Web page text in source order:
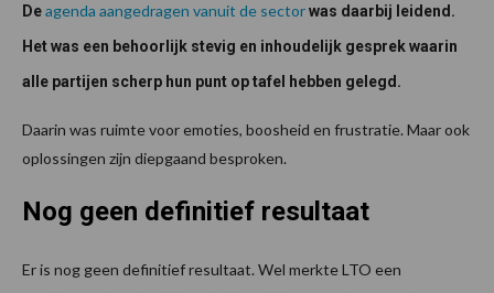
Deagenda aangedragen vanuit de sectorwas daarbij leidend.
Het was een behoorlijk stevig en inhoudelijk gesprek waarin
alle partijen scherp hun punt op tafel hebben gelegd.
Daarin was ruimte voor emoties, boosheid en frustratie. Maar ook
oplossingen zijn diepgaand besproken.
Nog geen definitief resultaat
Er is nog geen definitief resultaat. Wel merkte LTO een